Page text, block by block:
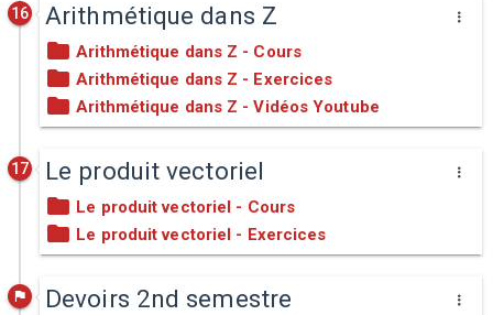
16 Arithmétique dans Z
Arithmétique dans Z - Cours
Arithmétique dans Z - Exercices
Arithmétique dans Z - Vidéos Youtube
17 Le produit vectoriel
Le produit vectoriel - Cours
Le produit vectoriel - Exercices
Devoirs 2nd semestre